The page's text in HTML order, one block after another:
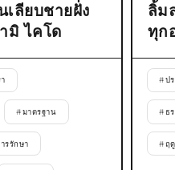
เลียบชายฝั่ง
มิ ไคโด
#มาตรฐาน
รรักษา
ลิ้ม
ทุก
#ป
#ธ
#ฤ